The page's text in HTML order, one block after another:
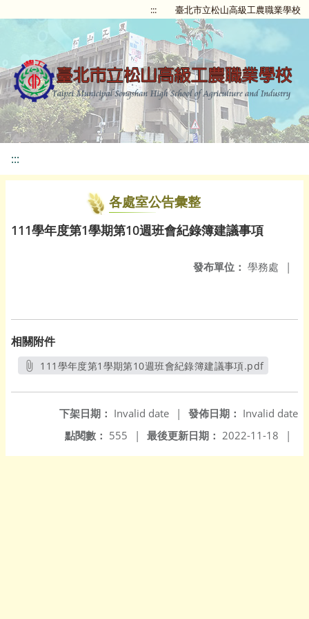
::: 臺北市立松山高級工農職業學校
:::
各處室公告彙整
111學年度第1學期第10週班會紀錄簿建議事項
發布單位： 學務處 |
相關附件
111學年度第1學期第10週班會紀錄簿建議事項.pdf
發佈日期： Invalid date
下架日期： Invalid date
|
最後更新日期： 2022-11-18 |
點閱數： 555 |